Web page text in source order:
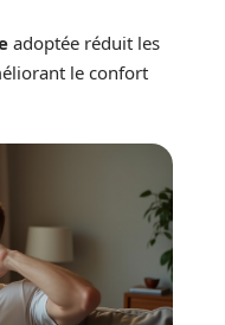
adoptée réduit les
le confort